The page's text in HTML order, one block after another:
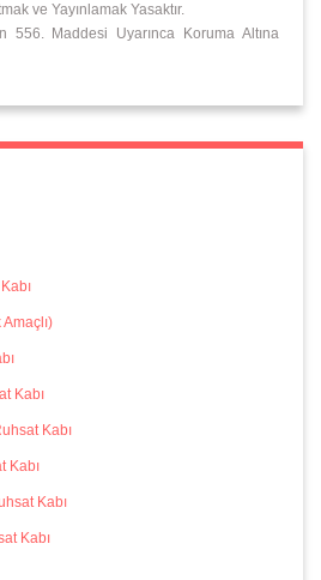
ve Yayınlamak Yasaktır.
556. Maddesi Uyarınca Koruma Altına
Kabı
Kabı
Kabı
Kabı
Kabı